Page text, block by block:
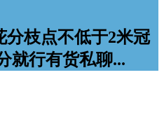
分枝点不低于2米冠
就行有货私聊...